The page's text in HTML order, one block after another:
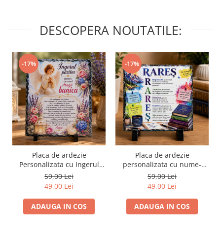
DESCOPERA NOUTATILE:
-17%
Placa de ardezie
Personalizata cu Ingerul
Pazitor pentru Bunica
59,00 Lei
49,00 Lei
ADAUGA IN COS
-17%
Placa de ardezie
personalizata cu nume-
Rares
59,00 Lei
49,00 Lei
ADAUGA IN COS